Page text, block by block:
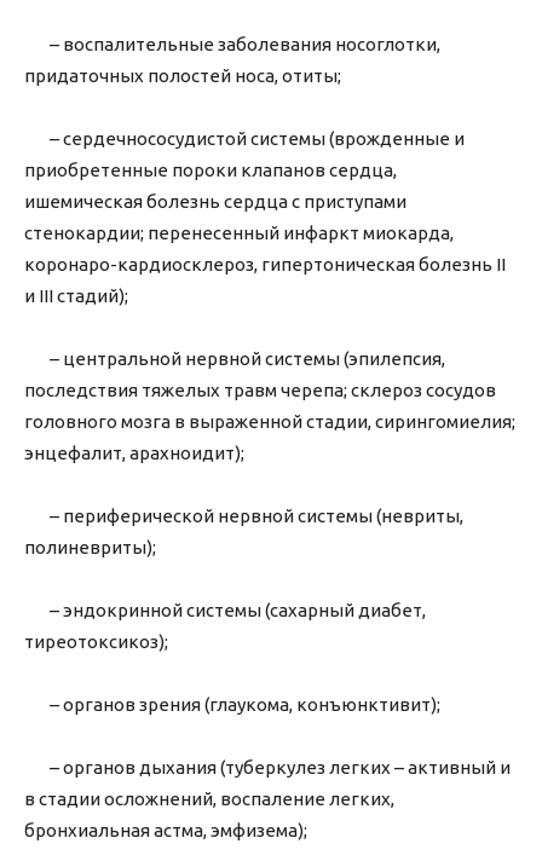
– воспалительные заболевания носоглотки,
придаточных полостей носа, отиты;
– сердечнососудистой системы (врожденные и
приобретенные пороки клапанов сердца,
ишемическая болезнь сердца с приступами
стенокардии; перенесенный инфаркт миокарда,
коронаро-кардиосклероз, гипертоническая болезнь II
и III стадий);
– центральной нервной системы (эпилепсия,
последствия тяжелых травм черепа; склероз сосудов
головного мозга в выраженной стадии, сирингомиелия;
энцефалит, арахноидит);
– периферической нервной системы (невриты,
полиневриты);
– эндокринной системы (сахарный диабет,
тиреотоксикоз);
– органов зрения (глаукома, конъюнктивит);
– органов дыхания (туберкулез легких – активный и
в стадии осложнений, воспаление легких,
бронхиальная астма, эмфизема);